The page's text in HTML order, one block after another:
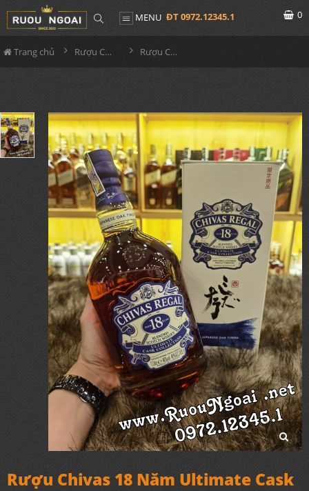
MENU ĐT 0972.12345.1 0
Trang chủ Rượu Chivas Rượu Chivas 18 Năm Ultimate Cask Collection
Rượu Chivas 18 Năm Ultimate Cask